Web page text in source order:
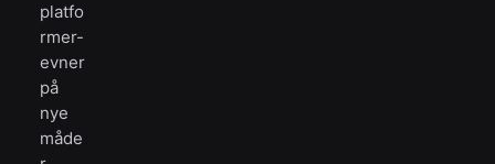
platfo
rmer-
evner
på
nye
måde